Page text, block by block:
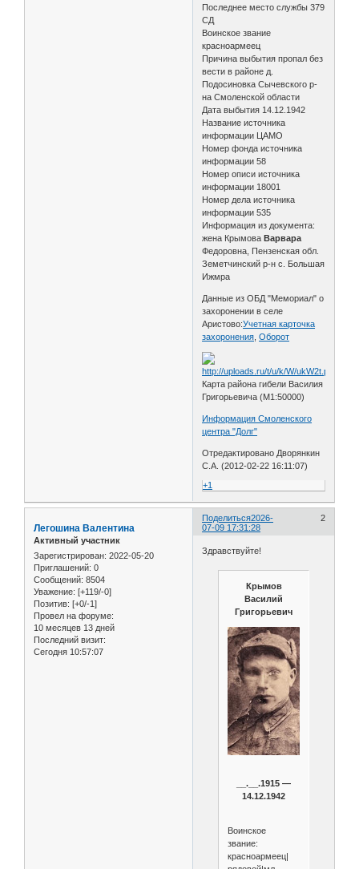
Последнее место службы 379
СД
Воинское звание
красноармеец
Причина выбытия пропал без
вести в районе д.
Подосиновка Сычевского р-
на Смоленской области
Дата выбытия 14.12.1942
Название источника
информации ЦАМО
Номер фонда источника
информации 58
Номер описи источника
информации 18001
Номер дела источника
информации 535
Информация из документа:
жена КрымоваВарвара
Федоровна, Пензенская обл.
Земетчинский р-н с. Большая
Ижмра
Данные из ОБД "Мемориал" о
захоронении в селе
Аристово:Учетная карточка
захоронения ,Оборот
Карта района гибели Василия
Григорьевича (М1:50000)
Информация Смоленского
центра "Долг"
Отредактировано Дворянкин
С.А. (2012-02-22 16:11:07)
+1
Поделиться 2
2026-
07-09 17:31:28
Легошина Валентина
Активный участник
Зарегистрирован: 2022-05-20
Приглашений: 0
Сообщений: 8504
Уважение: [+119/-0]
Позитив: [+0/-1]
Провел на форуме:
10 месяцев 13 дней
Последний визит:
Сегодня 10:57:07
Здравствуйте!
Крымов
Василий
Григорьевич
__.__.1915 —
14.12.1942
Воинское
звание:
красноармеец|